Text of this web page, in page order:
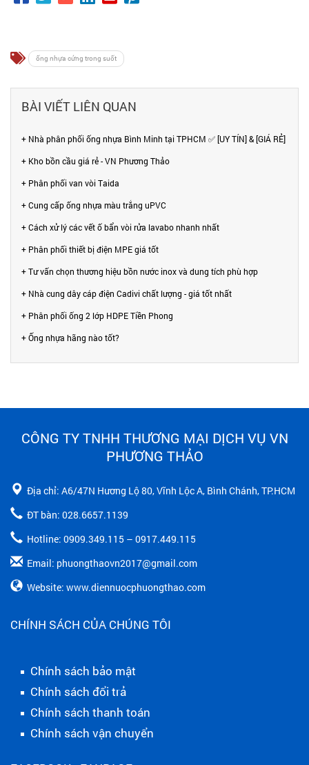
ống nhựa cứng trong suốt
BÀI VIẾT LIÊN QUAN
+ Nhà phân phối ống nhựa Bình Minh tại TPHCM ✅ [UY TÍN] & [GIÁ RẺ]
+ Kho bồn cầu giá rẻ - VN Phương Thảo
+ Phân phối van vòi Taida
+ Cung cấp ống nhựa màu trắng uPVC
+ Cách xử lý các vết ố bẩn vòi rửa lavabo nhanh nhất
+ Phân phối thiết bị điện MPE giá tốt
+ Tư vấn chọn thương hiệu bồn nước inox và dung tích phù hợp
+ Nhà cung dây cáp điện Cadivi chất lượng - giá tốt nhất
+ Phân phối ống 2 lớp HDPE Tiền Phong
+ Ống nhựa hãng nào tốt?
CÔNG TY TNHH THƯƠNG MẠI DỊCH VỤ VN
PHƯƠNG THẢO
Địa chỉ: A6/47N Hương Lộ 80, Vĩnh Lộc A, Bình Chánh, TP.HCM
ĐT bàn: 028.6657.1139
Hotline: 0909.349.115 – 0917.449.115
Email: phuongthaovn2017@gmail.com
Website: www.diennuocphuongthao.com
CHÍNH SÁCH CỦA CHÚNG TÔI
Chính sách bảo mật
Chính sách đổi trả
Chính sách thanh toán
Chính sách vận chuyển